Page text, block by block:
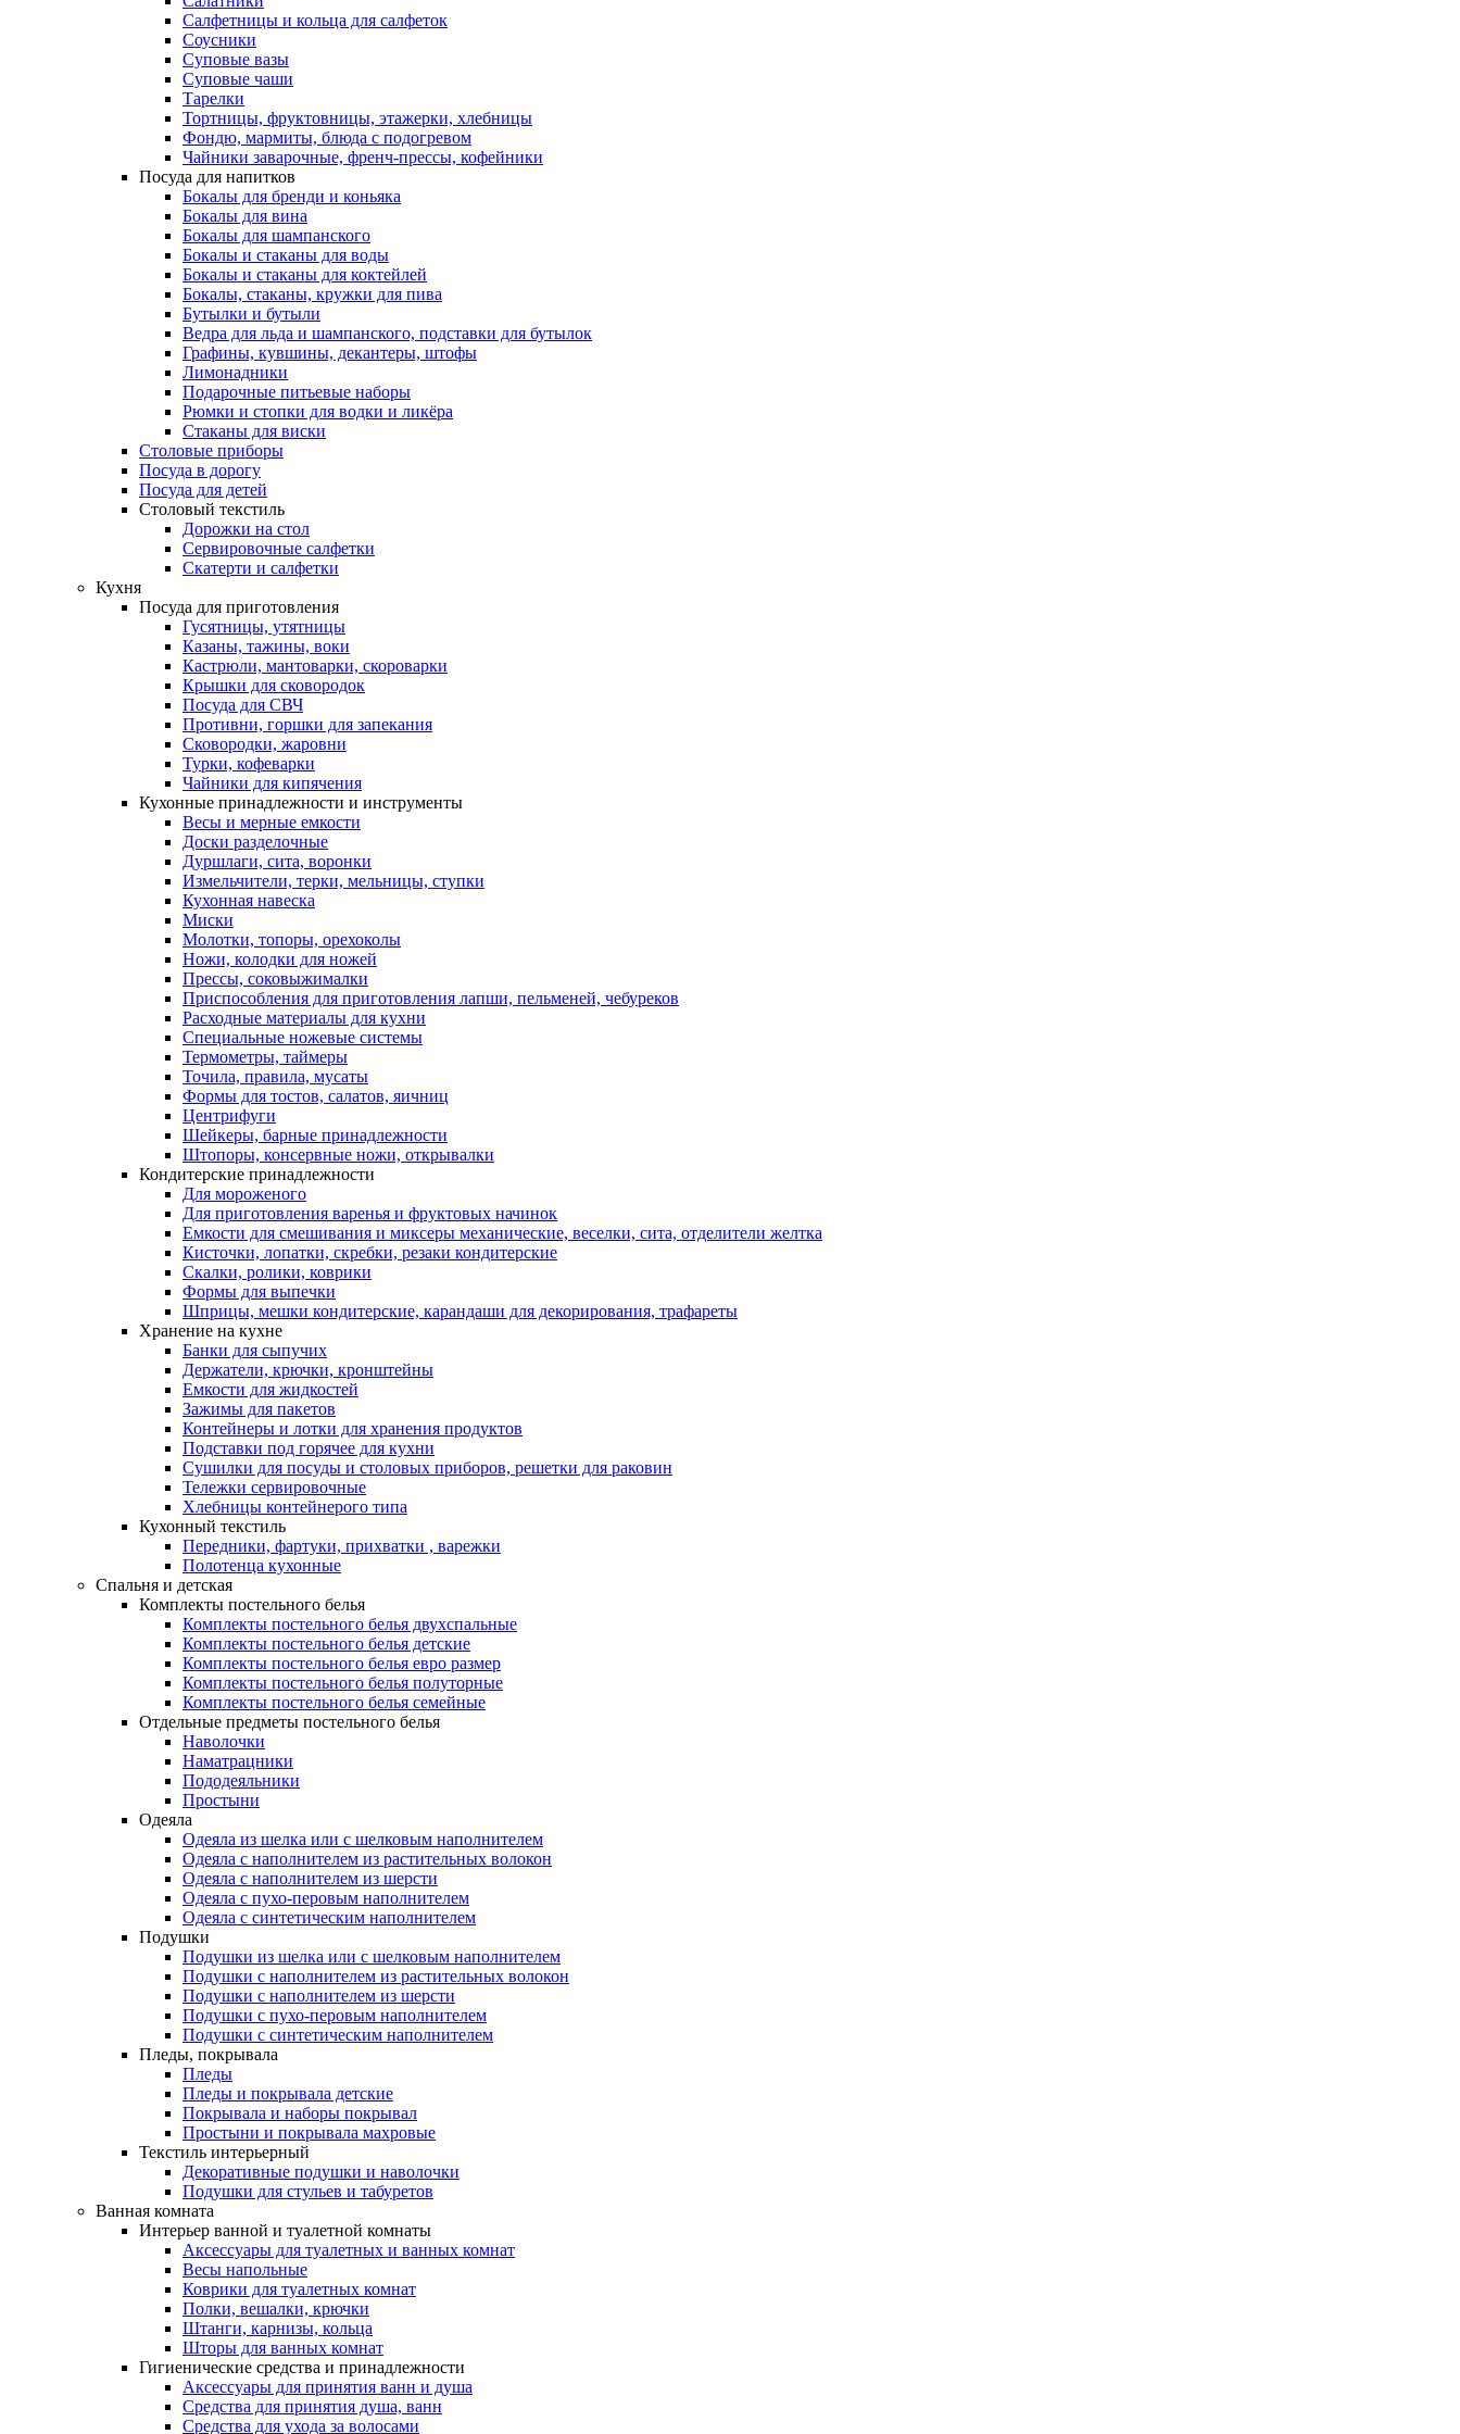
Салфетницы и кольца для салфеток
Соусники
Суповые вазы
Суповые чаши
Тарелки
Тортницы, фруктовницы, этажерки, хлебницы
Фондю, мармиты, блюда с подогревом
Чайники заварочные, френч-прессы, кофейники
Посуда для напитков
Бокалы для бренди и коньяка
Бокалы для вина
Бокалы для шампанского
Бокалы и стаканы для воды
Бокалы и стаканы для коктейлей
Бокалы, стаканы, кружки для пива
Бутылки и бутыли
Ведра для льда и шампанского, подставки для бутылок
Графины, кувшины, декантеры, штофы
Лимонадники
Подарочные питьевые наборы
Рюмки и стопки для водки и ликёра
Стаканы для виски
Столовые приборы
Посуда в дорогу
Посуда для детей
Столовый текстиль
Дорожки на стол
Сервировочные салфетки
Скатерти и салфетки
Кухня
Посуда для приготовления
Гусятницы, утятницы
Казаны, тажины, воки
Кастрюли, мантоварки, скороварки
Крышки для сковородок
Посуда для СВЧ
Противни, горшки для запекания
Сковородки, жаровни
Турки, кофеварки
Чайники для кипячения
Кухонные принадлежности и инструменты
Весы и мерные емкости
Доски разделочные
Дуршлаги, сита, воронки
Измельчители, терки, мельницы, ступки
Кухонная навеска
Миски
Молотки, топоры, орехоколы
Ножи, колодки для ножей
Прессы, соковыжималки
Приспособления для приготовления лапши, пельменей, чебуреков
Расходные материалы для кухни
Специальные ножевые системы
Термометры, таймеры
Точила, правила, мусаты
Формы для тостов, салатов, яичниц
Центрифуги
Шейкеры, барные принадлежности
Штопоры, консервные ножи, открывалки
Кондитерские принадлежности
Для мороженого
Для приготовления варенья и фруктовых начинок
Емкости для смешивания и миксеры механические, веселки, сита, отделители желтка
Кисточки, лопатки, скребки, резаки кондитерские
Скалки, ролики, коврики
Формы для выпечки
Шприцы, мешки кондитерские, карандаши для декорирования, трафареты
Хранение на кухне
Банки для сыпучих
Держатели, крючки, кронштейны
Емкости для жидкостей
Зажимы для пакетов
Контейнеры и лотки для хранения продуктов
Подставки под горячее для кухни
Сушилки для посуды и столовых приборов, решетки для раковин
Тележки сервировочные
Хлебницы контейнерого типа
Кухонный текстиль
Передники, фартуки, прихватки , варежки
Полотенца кухонные
Спальня и детская
Комплекты постельного белья
Комплекты постельного белья двухспальные
Комплекты постельного белья детские
Комплекты постельного белья евро размер
Комплекты постельного белья полуторные
Комплекты постельного белья семейные
Отдельные предметы постельного белья
Наволочки
Наматрацники
Пододеяльники
Простыни
Одеяла
Одеяла из шелка или с шелковым наполнителем
Одеяла с наполнителем из растительных волокон
Одеяла с наполнителем из шерсти
Одеяла с пухо-перовым наполнителем
Одеяла с синтетическим наполнителем
Подушки
Подушки из шелка или с шелковым наполнителем
Подушки с наполнителем из растительных волокон
Подушки с наполнителем из шерсти
Подушки с пухо-перовым наполнителем
Подушки с синтетическим наполнителем
Пледы, покрывала
Пледы
Пледы и покрывала детские
Покрывала и наборы покрывал
Простыни и покрывала махровые
Текстиль интерьерный
Декоративные подушки и наволочки
Подушки для стульев и табуретов
Ванная комната
Интерьер ванной и туалетной комнаты
Аксессуары для туалетных и ванных комнат
Весы напольные
Коврики для туалетных комнат
Полки, вешалки, крючки
Штанги, карнизы, кольца
Шторы для ванных комнат
Гигиенические средства и принадлежности
Аксессуары для принятия ванн и душа
Средства для принятия душа, ванн
Средства для ухода за волосами